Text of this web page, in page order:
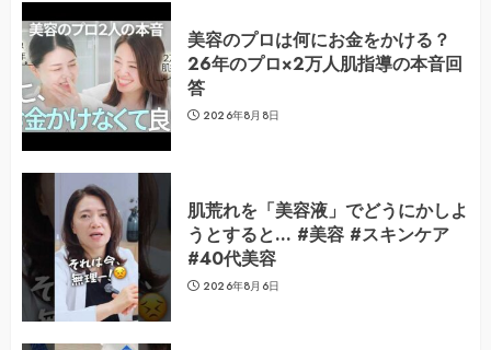
美容のプロは何にお金をかける？
26年のプロ×2万人肌指導の本音回
答
2026年8月8日
肌荒れを「美容液」でどうにかしよ
うとすると… #美容 #スキンケア
#40代美容
2026年8月6日